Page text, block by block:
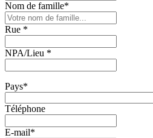
Nom de famille*
Rue *
NPA/Lieu *
Pays*
Téléphone
E-mail*